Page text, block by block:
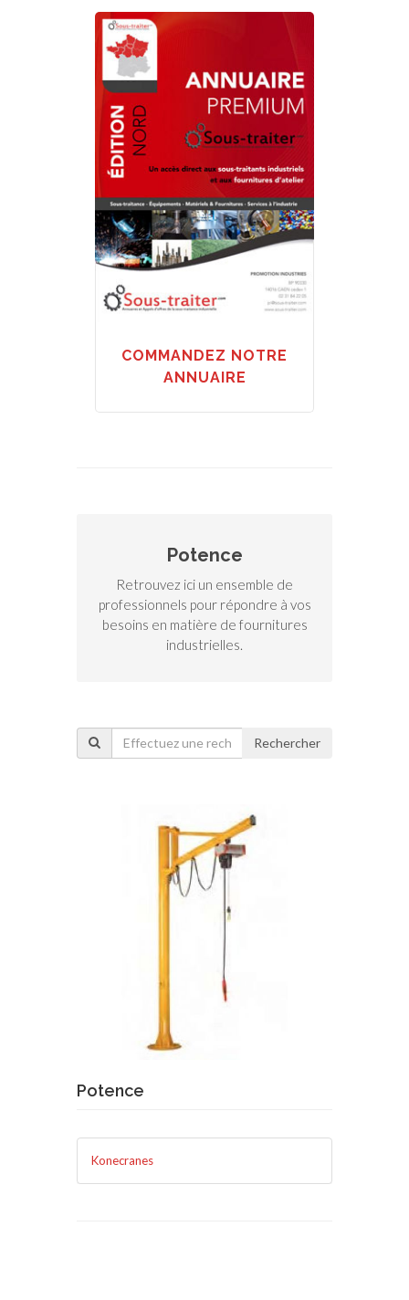
COMMANDEZ NOTRE
ANNUAIRE
Potence
Retrouvez ici un ensemble de
professionnels pour répondre à vos
besoins en matière de fournitures
industrielles.
Rechercher
Potence
Konecranes